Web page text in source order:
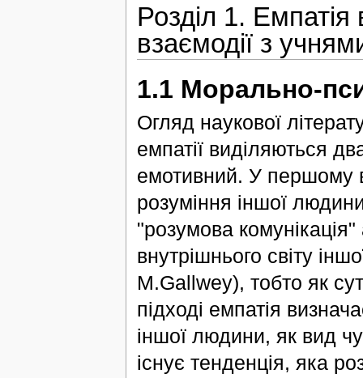
Розділ 1. Емпатія
взаємодії з
1.1 Морально-
Огляд наукової
емпатії виділяються
емотивний. У першому
розуміння іншої
"розумова
внутрішнього світу
M.Gallwey), тобто як
підході емпатія
іншої людини, як вид
існує тенденція, яка